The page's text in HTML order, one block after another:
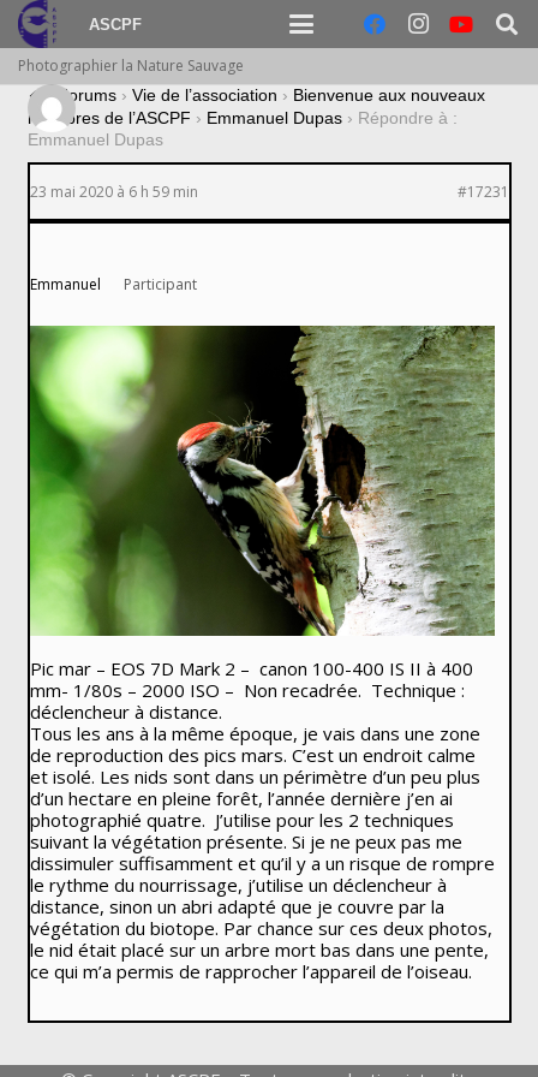
ASCPF
Photographier la Nature Sauvage
› Forums › Vie de l’association › Bienvenue aux nouveaux
membres de l’ASCPF › Emmanuel Dupas › Répondre à :
Emmanuel Dupas
23 mai 2020 à 6 h 59 min #17231
Emmanuel Participant
Pic mar – EOS 7D Mark 2 – canon 100-400 IS II à 400
mm- 1/80s – 2000 ISO – Non recadrée. Technique :
déclencheur à distance.
Tous les ans à la même époque, je vais dans une zone
de reproduction des pics mars. C’est un endroit calme
et isolé. Les nids sont dans un périmètre d’un peu plus
d’un hectare en pleine forêt, l’année dernière j’en ai
photographié quatre. J’utilise pour les 2 techniques
suivant la végétation présente. Si je ne peux pas me
dissimuler suffisamment et qu’il y a un risque de rompre
le rythme du nourrissage, j’utilise un déclencheur à
distance, sinon un abri adapté que je couvre par la
végétation du biotope. Par chance sur ces deux photos,
le nid était placé sur un arbre mort bas dans une pente,
ce qui m’a permis de rapprocher l’appareil de l’oiseau.